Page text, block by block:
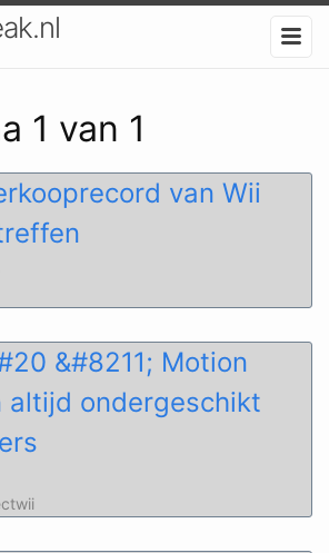
1 van 1
van Wii
&#8211; Motion
altijd ondergeschikt